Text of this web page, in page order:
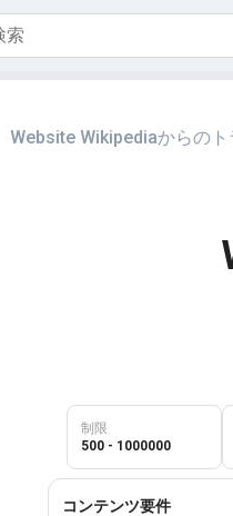
Website Wikipediaからのト
制限
500 - 1000000
コンテンツ要件